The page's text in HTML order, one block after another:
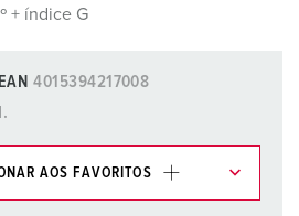
+ índice G
EAN 4015394217008
AOS FAVORITOS